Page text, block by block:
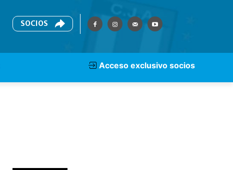
SOCIOS
Acceso exclusivo socios